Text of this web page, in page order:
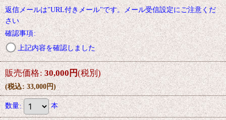
返信メールは"URL付きメール"です。メール受信設定にご注意くだ
さい
確認事項:
上記内容を確認しました
販売価格: 30,000円(税別)
(税込: 33,000円)
数量: 本